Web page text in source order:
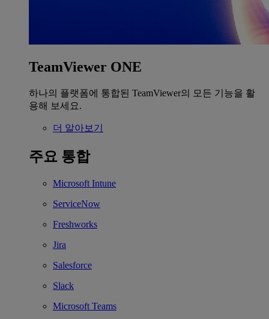
TeamViewer ONE
하나의 플랫폼에 통합된 TeamViewer의 모든 기능을 활
용해 보세요.
더 알아보기
주요 통합
Microsoft Intune
ServiceNow
Freshworks
Jira
Salesforce
Slack
Microsoft Teams